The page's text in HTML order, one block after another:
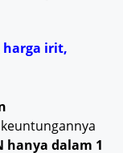
harga irit,
hanya dalam 1